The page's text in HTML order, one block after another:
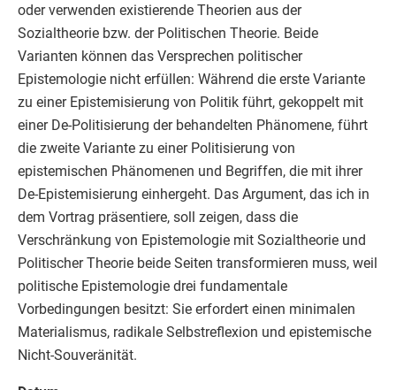
oder verwenden existierende Theorien aus der
Sozialtheorie bzw. der Politischen Theorie. Beide
Varianten können das Versprechen politischer
Epistemologie nicht erfüllen: Während die erste Variante
zu einer Epistemisierung von Politik führt, gekoppelt mit
einer De-Politisierung der behandelten Phänomene, führt
die zweite Variante zu einer Politisierung von
epistemischen Phänomenen und Begriffen, die mit ihrer
De-Epistemisierung einhergeht. Das Argument, das ich in
dem Vortrag präsentiere, soll zeigen, dass die
Verschränkung von Epistemologie mit Sozialtheorie und
Politischer Theorie beide Seiten transformieren muss, weil
politische Epistemologie drei fundamentale
Vorbedingungen besitzt: Sie erfordert einen minimalen
Materialismus, radikale Selbstreflexion und epistemische
Nicht-Souveränität.